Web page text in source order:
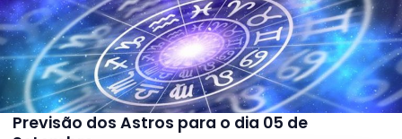
Previsão dos Astros para o dia 05 de